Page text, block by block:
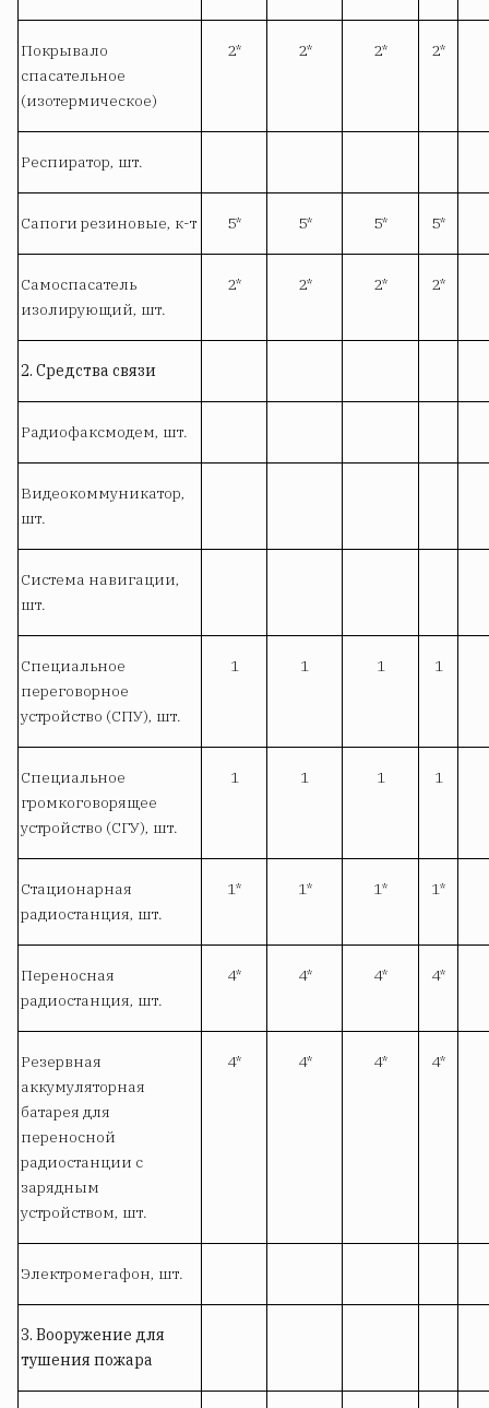
Покрывало
спасательное
(изотермическое)
2* 2* 2* 2*
Респиратор, шт.
Сапоги резиновые, к-т 5* 5* 5* 5*
Самоспасатель
изолирующий, шт.
2* 2* 2* 2*
2. Средства связи
Радиофаксмодем, шт.
Видеокоммуникатор,
шт.
Система навигации,
шт.
Специальное
переговорное
устройство (СПУ), шт.
1 1 1 1
Специальное
громкоговорящее
устройство (СГУ), шт.
1 1 1 1
Стационарная
радиостанция, шт.
1* 1* 1* 1*
Переносная
радиостанция, шт.
4* 4* 4* 4*
Резервная
аккумуляторная
батарея для
переносной
радиостанции с
зарядным
устройством, шт.
4* 4* 4* 4*
Электромегафон, шт.
3. Вооружение для
тушения пожара